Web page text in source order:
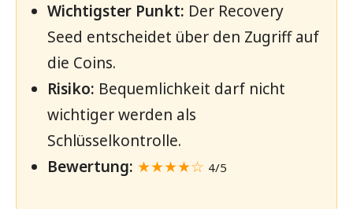
Wichtigster Punkt: Der Recovery
Seed entscheidet über den Zugriff auf
die Coins.
Risiko: Bequemlichkeit darf nicht
wichtiger werden als
Schlüsselkontrolle.
Bewertung: ★★★★☆ 4/5